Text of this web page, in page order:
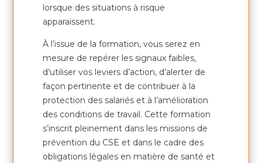
lorsque des situations à risque
apparaissent.
À l’issue de la formation, vous serez en
mesure de repérer les signaux faibles,
d’utiliser vos leviers d’action, d’alerter de
façon pertinente et de contribuer à la
protection des salariés et à l’amélioration
des conditions de travail. Cette formation
s’inscrit pleinement dans les missions de
prévention du CSE et dans le cadre des
obligations légales en matière de santé et